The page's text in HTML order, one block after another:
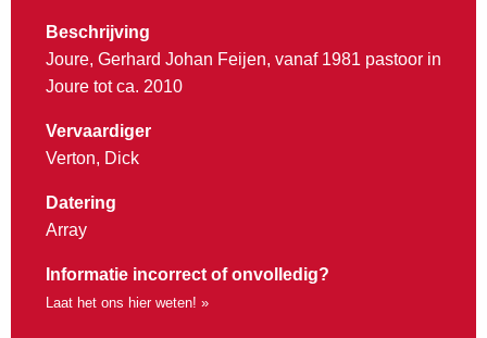
Beschrijving
Joure, Gerhard Johan Feijen, vanaf 1981 pastoor in
Joure tot ca. 2010
Vervaardiger
Verton, Dick
Datering
Array
Informatie incorrect of onvolledig?
Laat het ons hier weten! »